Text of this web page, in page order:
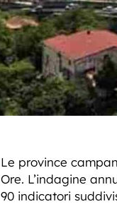
Le province
Ore. L’indagine
90 indicatori